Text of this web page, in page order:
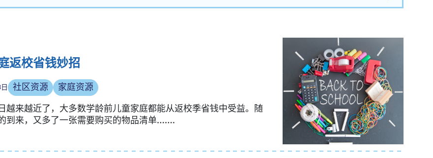
返校省钱妙招
社区资源
家庭资源
越来越近了，大多数学龄前儿童家庭都能从返校季省钱中受益。随
到来，又多了一张需要购买的物品清单…….